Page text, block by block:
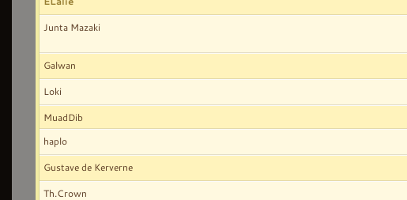
Junta Mazaki
Galwan
Loki
MuadDib
haplo
Gustave de Kerverne
Th.Crown